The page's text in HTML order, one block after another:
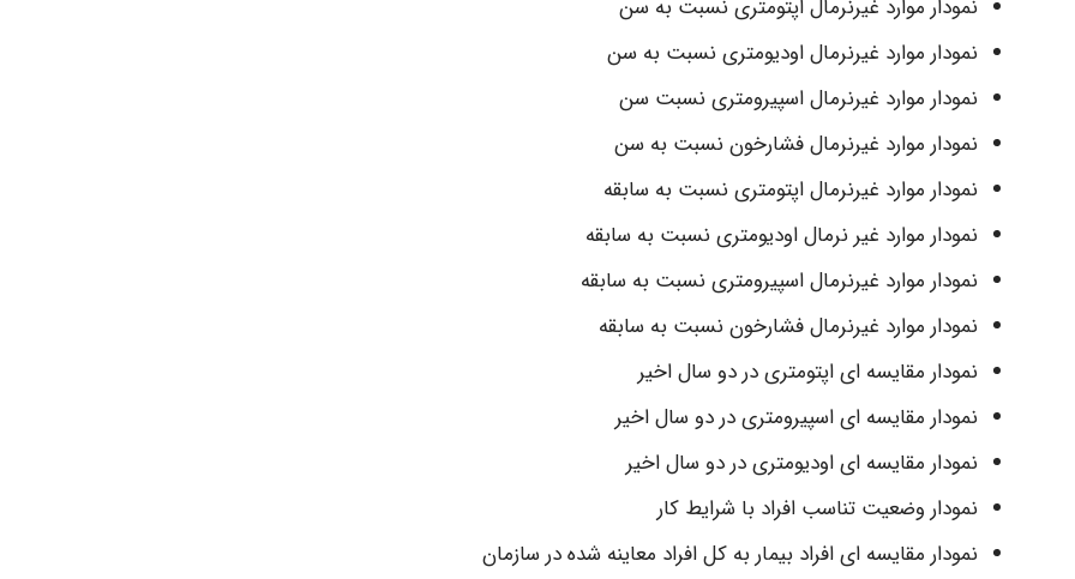
نمودار موارد غیرنرمال اپتومتری نسبت به سن
نمودار موارد غیرنرمال اودیومتری نسبت به سن
نمودار موارد غیرنرمال اسپیرومتری نسبت سن
نمودار موارد غیرنرمال فشارخون نسبت به سن
نمودار موارد غیرنرمال اپتومتری نسبت به سابقه
نمودار موارد غیر نرمال اودیومتری نسبت به سابقه
نمودار موارد غیرنرمال اسپیرومتری نسبت به سابقه
نمودار موارد غیرنرمال فشارخون نسبت به سابقه
نمودار مقایسه ای اپتومتری در دو سال اخیر
نمودار مقایسه ای اسپیرومتری در دو سال اخیر
نمودار مقایسه ای اودیومتری در دو سال اخیر
نمودار وضعیت تناسب افراد با شرایط کار
نمودار مقایسه ای افراد بیمار به کل افراد معاینه شده در سازمان